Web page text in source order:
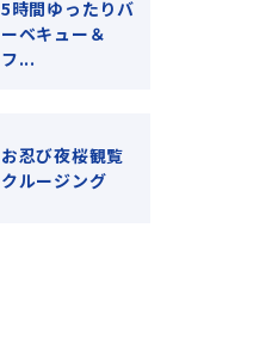
5時間ゆったりバ
ーベキュー＆
フ...
お忍び夜桜観覧
クルージング